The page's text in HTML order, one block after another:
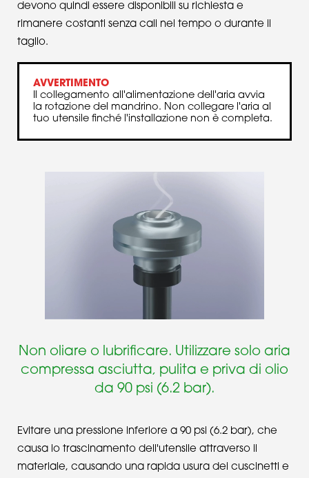
devono quindi essere disponibili su richiesta e
rimanere costanti senza cali nel tempo o durante il
taglio.
AVVERTIMENTO
Il collegamento all'alimentazione dell'aria avvia
la rotazione del mandrino. Non collegare l'aria al
tuo utensile finché l'installazione non è completa.
Non oliare o lubrificare. Utilizzare solo aria
compressa asciutta, pulita e priva di olio
da 90 psi (6.2 bar).
Evitare una pressione inferiore a 90 psi (6.2 bar), che
causa lo trascinamento dell'utensile attraverso il
materiale, causando una rapida usura dei cuscinetti e